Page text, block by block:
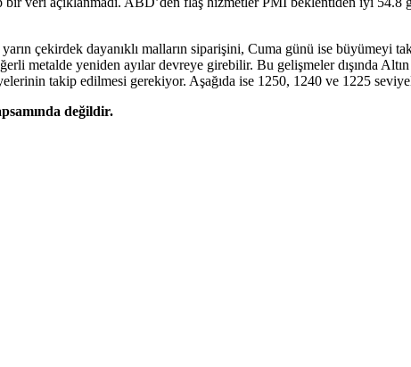
çekirdek dayanıklı malların siparişini, Cuma günü ise büyümeyi
metalde yeniden ayılar devreye girebilir. Bu gelişmeler dışında
takip edilmesi gerekiyor. Aşağıda ise 1250, 1240 ve 1225
değildir.